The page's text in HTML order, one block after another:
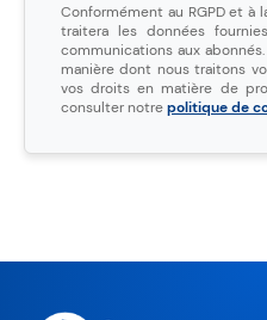
Conformément au RGPD et à la
traitera les données
communications aux
manière dont nous traitons
vos droits en matière de
consulter notrepolitique de